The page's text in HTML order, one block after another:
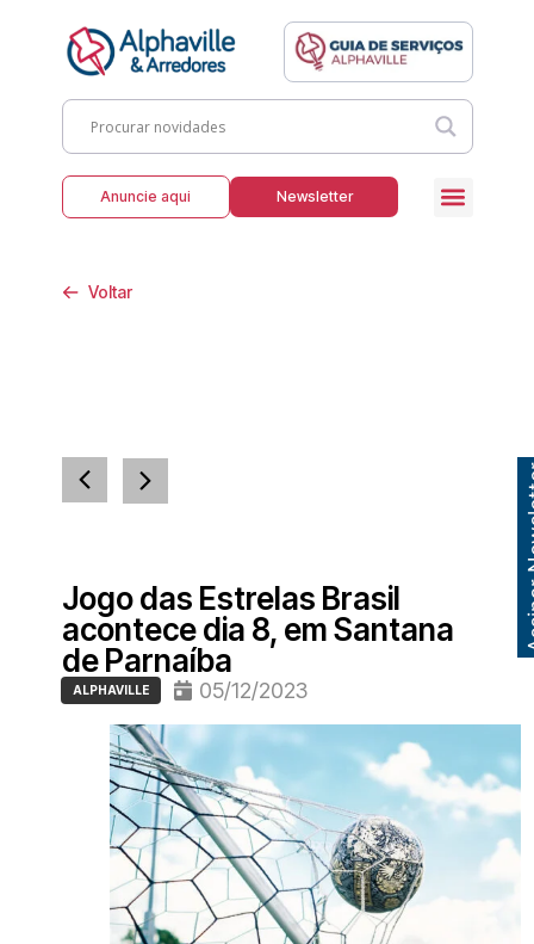
Anuncie aqui Newsletter
Voltar
Jogo das Estrelas Brasil
acontece dia 8, em Santana
de Parnaíba
ALPHAVILLE 05/12/2023